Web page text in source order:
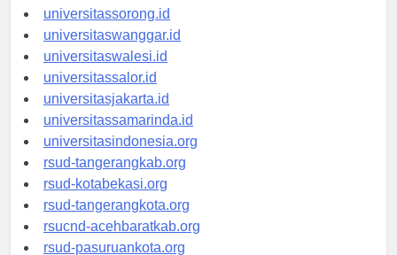
universitasmanokwari.id
universitassorong.id
universitaswanggar.id
universitaswalesi.id
universitassalor.id
universitasjakarta.id
universitassamarinda.id
universitasindonesia.org
rsud-tangerangkab.org
rsud-kotabekasi.org
rsud-tangerangkota.org
rsucnd-acehbaratkab.org